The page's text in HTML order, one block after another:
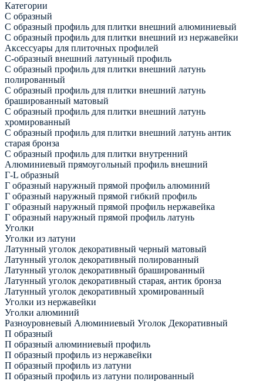
Категории
С образный
С образный профиль для плитки внешний алюминиевый
С образный профиль для плитки внешний из нержавейки
Аксессуары для плиточных профилей
С-образный внешний латунный профиль
С образный профиль для плитки внешний латунь
полированный
С образный профиль для плитки внешний латунь
брашированный матовый
С образный профиль для плитки внешний латунь
хромированный
С образный профиль для плитки внешний латунь антик
старая бронза
С образный профиль для плитки внутренний
Алюминиевый прямоугольный профиль внешний
Г-L образный
Г образный наружный прямой профиль алюминий
Г образный наружный прямой гибкий профиль
Г образный наружный прямой профиль нержавейка
Г образный наружный прямой профиль латунь
Уголки
Уголки из латуни
Латунный уголок декоративный черный матовый
Латунный уголок декоративный полированный
Латунный уголок декоративный брашированный
Латунный уголок декоративный старая, антик бронза
Латунный уголок декоративный хромированный
Уголки из нержавейки
Уголки алюминий
Разноуровневый Алюминиевый Уголок Декоративный
П образный
П образный алюминиевый профиль
П образный профиль из нержавейки
П образный профиль из латуни
П образный профиль из латуни полированный